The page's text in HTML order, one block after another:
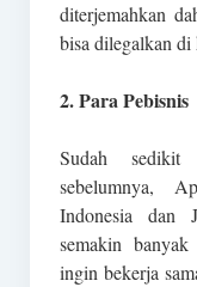
diterjemahkan
bisa dilegalkan di
2. Para Pebisnis
Sudah sedikit
sebelumnya,
Indonesia dan
semakin
ingin bekerja